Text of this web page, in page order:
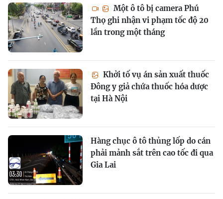
Một ô tô bị camera Phú
Thọ ghi nhận vi phạm tốc độ 20
lần trong một tháng
Khởi tố vụ án sản xuất thuốc
Đông y giả chứa thuốc hóa dược
tại Hà Nội
Hàng chục ô tô thủng lốp do cán
phải mảnh sắt trên cao tốc đi qua
Gia Lai